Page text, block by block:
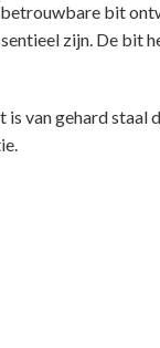
bit
zijn. De bit
van gehard